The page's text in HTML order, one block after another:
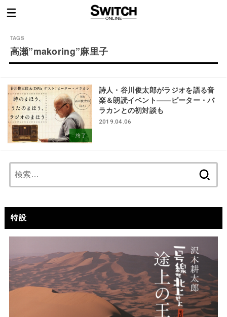
高瀬”makoring”麻里子
終了
詩人・谷川俊太郎がラジオを語る音
楽＆朗読イベント——ピーター・バ
ラカンとの初対談も
2019.04.06
特設